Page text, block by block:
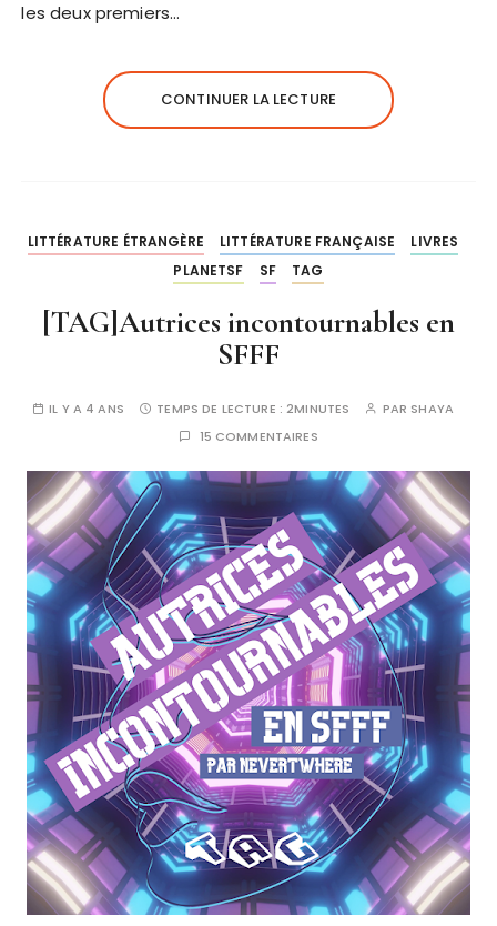
les deux premiers…
CONTINUER LA LECTURE
LITTÉRATURE ÉTRANGÈRE LITTÉRATURE FRANÇAISE
LIVRES
PLANETSF
SF TAG
[TAG]Autrices incontournables en
SFFF
IL Y A 4 ANS TEMPS DE LECTURE :2MINUTES PAR SHAYA
15 COMMENTAIRES